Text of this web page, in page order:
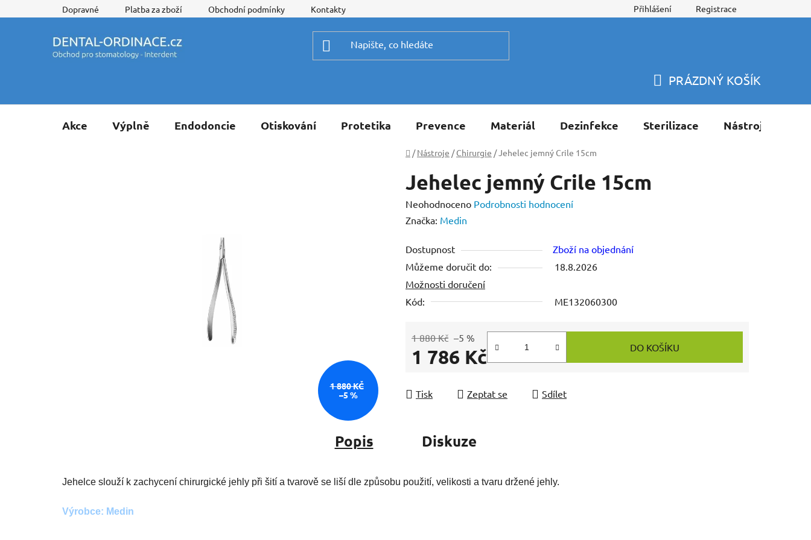
na
Dopravné Platba za zboží Obchodní podmínky Kontakty Přihlášení Registrace
KOŠÍK
PRÁZDNÝ KOŠÍK
Akce Výplně Endodoncie Otiskování Protetika Prevence Materiál Dezinfekce Sterilizace Nástroje
Domů
/ Nástroje / Chirurgie /Jehelec jemný Crile 15cm
Jehelec jemný Crile 15cm
Průměrné
hodnocení
je
0,0
z
5
Neohodnoceno Podrobnosti hodnocení
Značka: Medin
Dostupnost
Zboží na objednání
Můžeme doručit do:
18.8.2026
Možnosti doručení
Kód:
ME132060300
1 880 Kč –5 %
1 786 Kč DO KOŠÍKU
Tisk Zeptat se Sdílet
1 880 KČ
–5 %
Popis Diskuze
Jehelce slouží k zachycení chirurgické jehly při šití a tvarově se liší dle způsobu použití, velikosti a tvaru držené jehly.
Výrobce: Medin